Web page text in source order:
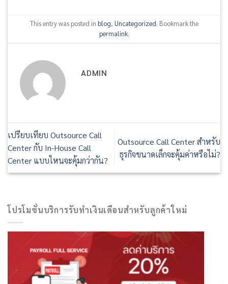
This entry was posted in blog, Uncategorized. Bookmark the
permalink.
ADMIN
เปรียบเทียบ Outsource Call
Center กับ In-House Call
Center แบบไหนจะคุ้มกว่ากัน?
Outsource Call Center สำหรับ
ธุรกิจขนาดเล็กจะคุ้มค่าหรือไม่?
โปรโมชั่นบริการรับทำเงินเดือนสำหรับลูกค้าใหม่